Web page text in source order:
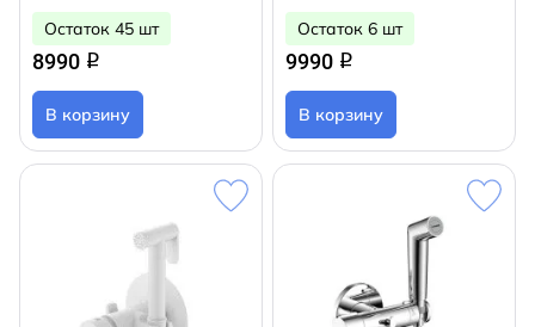
Остаток 45 шт
8990 q
В корзину
Остаток 6 шт
9990 q
В корзину